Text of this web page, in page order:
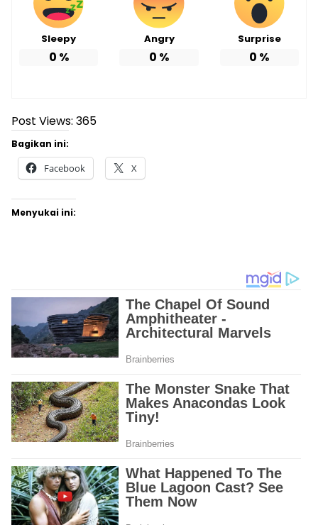
Sleepy
0 %
Angry
0 %
Surprise
0 %
Post Views: 365
Bagikan ini:
Facebook X
Menyukai ini: